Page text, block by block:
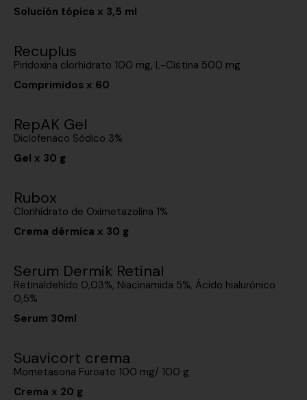
Solución tópica x 3,5 ml
Recuplus
Piridoxina clorhidrato 100 mg, L-Cistina 500 mg
Comprimidos x 60
RepAK Gel
Diclofenaco Sódico 3%
Gel x 30 g
Rubox
Clorihidrato de Oximetazolina 1%
Crema dérmica x 30 g
Serum Dermik Retinal
Retinaldehído 0,03%, Niacinamida 5%, Ácido hialurónico
0,5%
Serum 30ml
Suavicort crema
Mometasona Furoato 100 mg/ 100 g
Crema x 20 g